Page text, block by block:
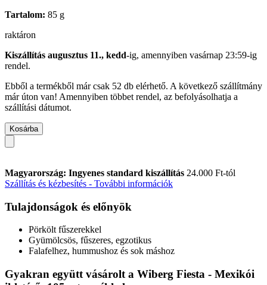
Tartalom: 85 g
raktáron
Kiszállítás augusztus 11., kedd-ig, amennyiben vasárnap 23:59-ig
rendel.
Ebből a termékből már csak 52 db elérhető. A következő szállítmány
már úton van! Amennyiben többet rendel, az befolyásolhatja a
szállítási dátumot.
Kosárba
Magyarország: Ingyenes standard kiszállítás 24.000 Ft-tól
Szállítás és kézbesítés - További információk
Tulajdonságok és előnyök
Pörkölt fűszerekkel
Gyümölcsös, fűszeres, egzotikus
Falafelhez, hummushoz és sok máshoz
Gyakran együtt vásárolt a Wiberg Fiesta - Mexikói